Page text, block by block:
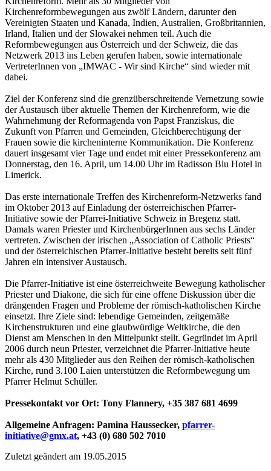
Kirchenreformbewegungen aus zwölf Ländern, darunter den
Vereinigten Staaten und Kanada, Indien, Australien, Großbritannien,
Irland, Italien und der Slowakei nehmen teil. Auch die
Reformbewegungen aus Österreich und der Schweiz, die das
Netzwerk 2013 ins Leben gerufen haben, sowie internationale
VertreterInnen von „IMWAC - Wir sind Kirche“ sind wieder mit
dabei.
Ziel der Konferenz sind die grenzüberschreitende Vernetzung sowie
der Austausch über aktuelle Themen der Kirchenreform, wie die
Wahrnehmung der Reformagenda von Papst Franziskus, die
Zukunft von Pfarren und Gemeinden, Gleichberechtigung der
Frauen sowie die kircheninterne Kommunikation. Die Konferenz
dauert insgesamt vier Tage und endet mit einer Pressekonferenz am
Donnerstag, den 16. April, um 14.00 Uhr im Radisson Blu Hotel in
Limerick.
Das erste internationale Treffen des Kirchenreform-Netzwerks fand
im Oktober 2013 auf Einladung der österreichischen Pfarrer-
Initiative sowie der Pfarrei-Initiative Schweiz in Bregenz statt.
Damals waren Priester und KirchenbürgerInnen aus sechs Länder
vertreten. Zwischen der irischen „Association of Catholic Priests“
und der österreichischen Pfarrer-Initiative besteht bereits seit fünf
Jahren ein intensiver Austausch.
Die Pfarrer-Initiative ist eine österreichweite Bewegung katholischer
Priester und Diakone, die sich für eine offene Diskussion über die
drängenden Fragen und Probleme der römisch-katholischen Kirche
einsetzt. Ihre Ziele sind: lebendige Gemeinden, zeitgemäße
Kirchenstrukturen und eine glaubwürdige Weltkirche, die den
Dienst am Menschen in den Mittelpunkt stellt. Gegründet im April
2006 durch neun Priester, verzeichnet die Pfarrer-Initiative heute
mehr als 430 Mitglieder aus den Reihen der römisch-katholischen
Kirche, rund 3.100 Laien unterstützen die Reformbewegung um
Pfarrer Helmut Schüller.
Pressekontakt vor Ort: Tony Flannery, +35 387 681 4699
Allgemeine Anfragen: Pamina Haussecker, pfarrer-
initiative@gmx.at, +43 (0) 680 502 7010
Zuletzt geändert am 19­.05.2015